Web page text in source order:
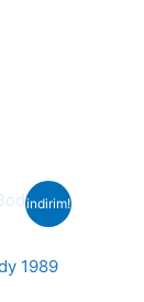
indirim!
1989